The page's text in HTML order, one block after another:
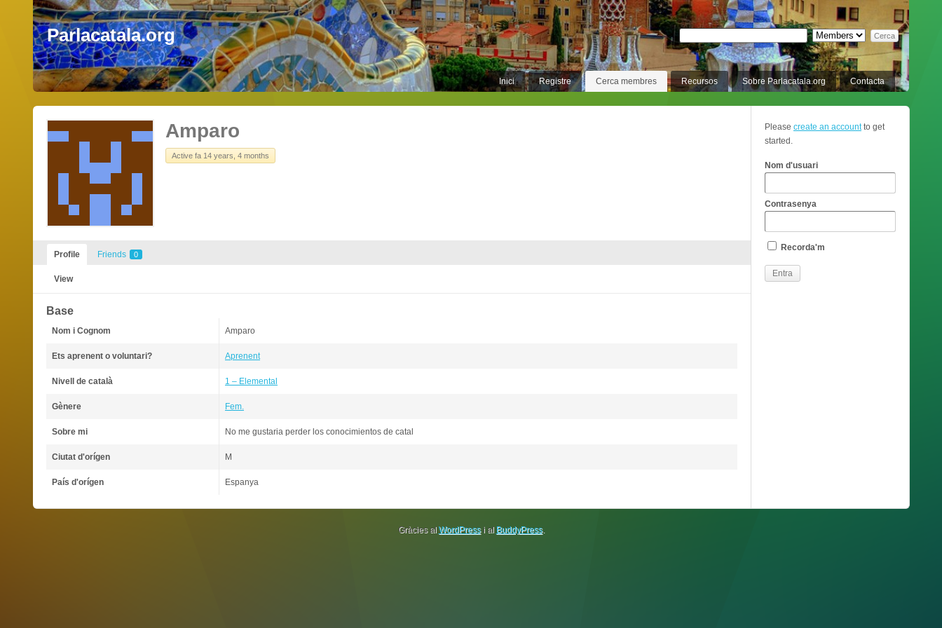
Parlacatala.org
Inici Registre Cerca membres Recursos Sobre Parlacatala.org Contacta
Amparo
Active fa 14 years, 4 months
Profile Friends 0
View
Base
Nom i Cognom Amparo
Ets aprenent o voluntari? Aprenent
Nivell de català 1 – Elemental
Gènere Fem.
Sobre mi No me gustaria perder los conocimientos de catal
Ciutat d'orígen M
País d'orígen Espanya
Please create an accountto get
started.
Nom d'usuari
Contrasenya
Recorda'm
Gràcies al WordPressi al BuddyPress.